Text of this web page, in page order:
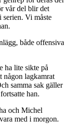
vår del blir det
serien. Vi måste
både offensiva
ha lite sikte på
någon lagkamrat
samma sak gäller
han.
och Michel
med i morgon.